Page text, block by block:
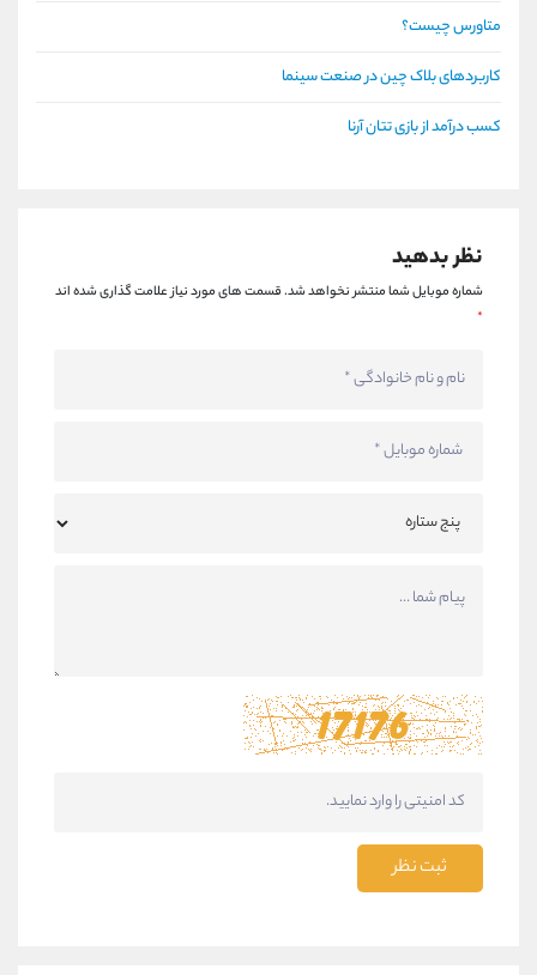
متاورس چیست؟
کاربردهای بلاک چین در صنعت سینما
کسب درآمد از بازی تتان آرنا
نظر بدهید
شماره موبایل شما منتشر نخواهد شد.قسمت های مورد نیاز علامت گذاری شده اند
*
ثبت نظر